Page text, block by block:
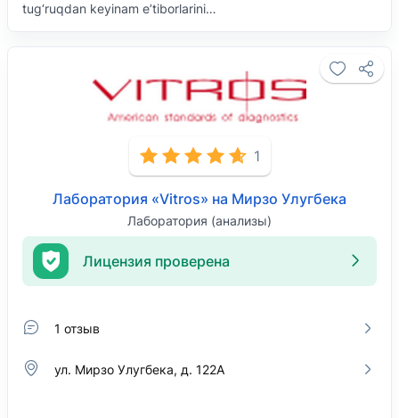
tug‘ruqdan keyinam e’tiborlarini…
1
Лаборатория «Vitros» на Мирзо Улугбека
Лаборатория (анализы)
Лицензия проверена
1 отзыв
ул. Мирзо Улугбека, д. 122А